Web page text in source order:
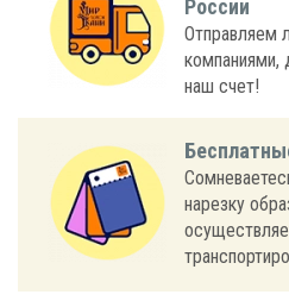
России
Отправляем
компаниями,
наш счет!
нарезку